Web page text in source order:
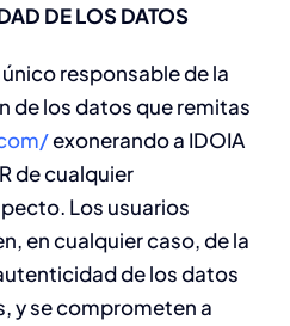
DE LOS DATOS
responsable de la
de los datos que remitas
exonerando a IDOIA
de cualquier
Los usuarios
en cualquier caso, de la
de los datos
y se comprometen a